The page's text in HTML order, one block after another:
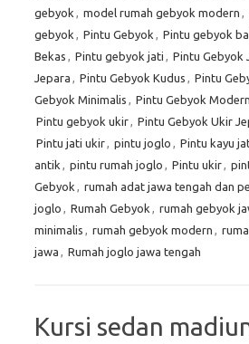
gebyok , model rumah gebyok modern ,
gebyok , Pintu Gebyok , Pintu gebyok
Bekas , Pintu gebyok jati , Pintu Gebyok
Jepara , Pintu Gebyok Kudus , Pintu
Gebyok Minimalis , Pintu Gebyok Modern
Pintu gebyok ukir, Pintu Gebyok Ukir
Pintu jati ukir, pintu joglo , Pintu kayu
antik , pintu rumah joglo , Pintu ukir,
Gebyok , rumah adat jawa tengah dan
joglo , Rumah Gebyok , rumah gebyok
minimalis , rumah gebyok modern ,
jawa , Rumah joglo jawa tengah
Kursi sedan